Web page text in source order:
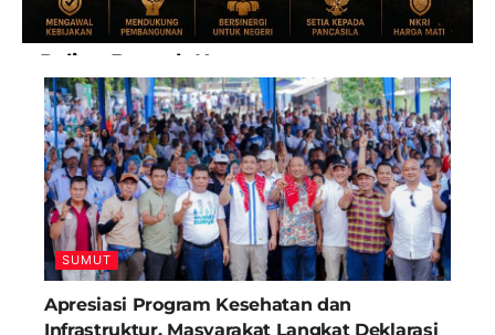
Paling Banyak Komentar
SUMUT
Apresiasi Program Kesehatan dan
Infrastruktur, Masyarakat Langkat Deklarasi